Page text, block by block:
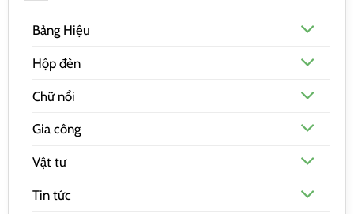
Bảng Hiệu
Hộp đèn
Chữ nổi
Gia công
Vật tư
Tin tức